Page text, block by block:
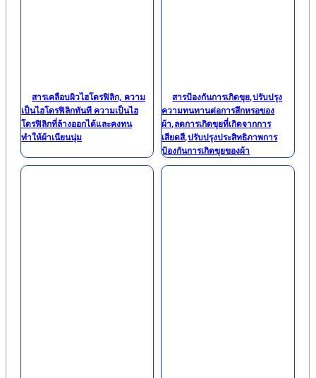
สารเคลือบผิวไฮโดรฟิลิก, ความ
เป็นไฮโดรฟิลิกทันที ความเป็นไฮ
โดรฟิลิกที่ล้างออกได้และคงทน
ทำให้ผ้าเนียนนุ่ม
สารป้องกันการเกิดขุย,ปรับปรุง
ความทนทานต่อการสึกหรอของ
ผ้า,ลดการเกิดขุยที่เกิดจากการ
เสียดสี,ปรับปรุงประสิทธิภาพการ
ป้องกันการเกิดขุยของผ้า